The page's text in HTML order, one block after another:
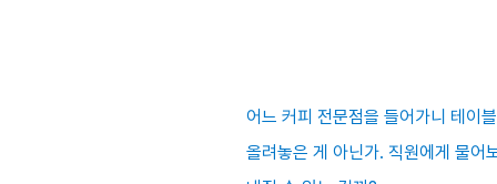
어느 커피 전문점을 들어가니 테이
올려놓은 게 아닌가. 직원에게 물어